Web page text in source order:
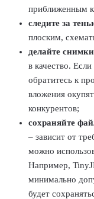
приближенным
следите за
плоским,
делайте
в качество.
обратитесь к
вложения
конкурентов;
сохраняйте
– зависит от
можно
Например,
минимально
будет